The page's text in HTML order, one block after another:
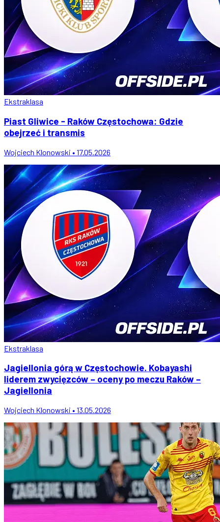
Ekstraklasa
Piast Gliwice - Raków Częstochowa: Gdzie
obejrzeć i transmis
Wojciech Klonowski • 17.05.2026
Ekstraklasa
Jagiellonia górą w Częstochowie. Kobayashi
liderem zwycięzców – oceny po meczu Raków –
Jagiellonia
Wojciech Klonowski • 13.05.2026